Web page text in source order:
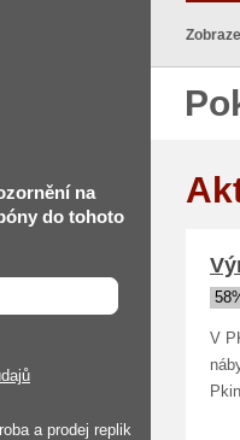
na
do tohoto
a prodej replik
V